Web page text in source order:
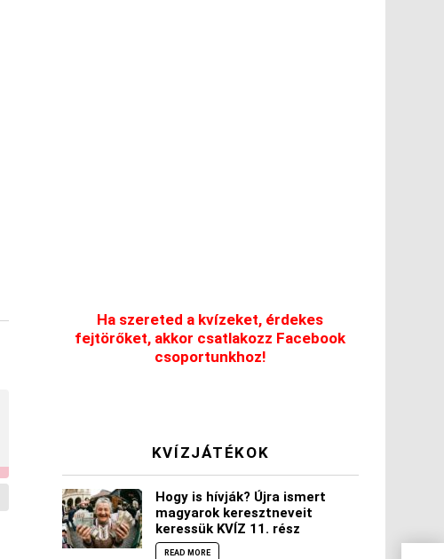
Ha szereted a kvízeket, érdekes
fejtörőket, akkor csatlakozz Facebook
csoportunkhoz!
KVÍZJÁTÉKOK
Hogy is hívják? Újra ismert
magyarok keresztneveit
keressük KVÍZ 11. rész
READ MORE